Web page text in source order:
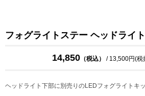
フォグライトステー ヘッドライト
14,850 （税込） / 13,500円(税
ヘッドライト下部に別売りのLEDフォグライトキ